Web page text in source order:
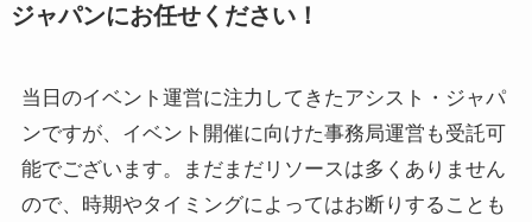
ジャパンにお任せください！
当日のイベント運営に注力してきたアシスト・ジャパ
ンですが、イベント開催に向けた事務局運営も受託可
能でございます。まだまだリソースは多くありません
ので、時期やタイミングによってはお断りすることも